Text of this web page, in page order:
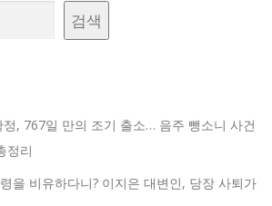
검색
, 767일 만의 조기 출소… 음주 뺑소니 사건
정리
을 비유하다니? 이지은 대변인, 당장 사퇴가